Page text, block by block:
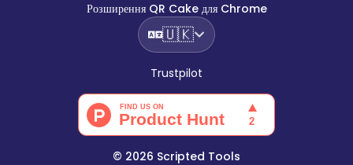
Розширення QR Cake для Chrome
🇺🇰
Trustpilot
© 2026 Scripted Tools